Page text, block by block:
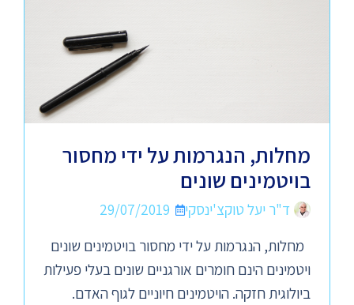
מחלות, הנגרמות על ידי מחסור
בויטמינים שונים
ד"ר יעל טוקצ'ינסקי
29/07/2019
מחלות, הנגרמות על ידי מחסור בויטמינים שונים
ויטמינים הינם חומרים אורגניים שונים בעלי פעילות
ביולוגית חזקה. הויטמינים חיוניים לגוף האדם.